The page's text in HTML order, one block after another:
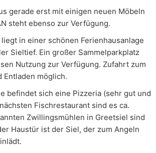
gerade erst mit einigen neuen Möbeln
steht ebenso zur Verfügung.
in einer schönen Ferienhausanlage
Sieltief. Ein großer Sammelparkplatz
Nutzung zur Verfügung. Zufahrt zum
Entladen möglich.
befindet sich eine Pizzeria (sehr gut und
Fischrestaurant sind es ca.
Zwillingsmühlen in Greetsiel sind
Haustür ist der Siel, der zum Angeln